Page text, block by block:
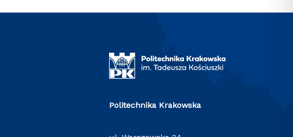
Politechnika Krakowska